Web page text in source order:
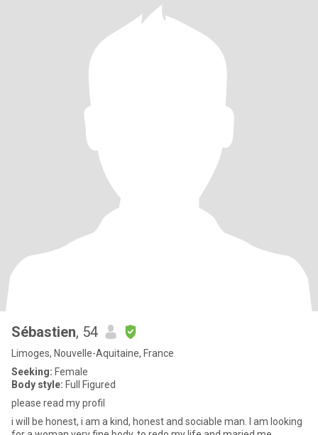
Sébastien, 54
Limoges, Nouvelle-Aquitaine, France
Seeking: Female
Body style: Full Figured
please read my profil
i will be honest, i am a kind, honest and sociable man. I am looking